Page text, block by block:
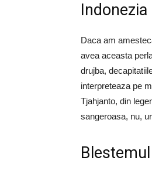
Indonezia
Daca am
avea aceasta
drujba,
interpreteaza pe
Tjahjanto, din
sangeroasa, nu,